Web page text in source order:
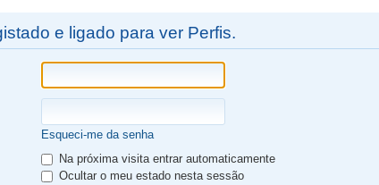
e ligado para ver Perfis.
Esqueci-me da senha
Na próxima visita entrar automaticamente
Ocultar o meu estado nesta sessão